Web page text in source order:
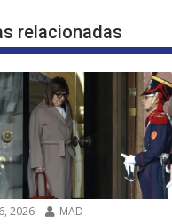
relacionadas
2026 MAD